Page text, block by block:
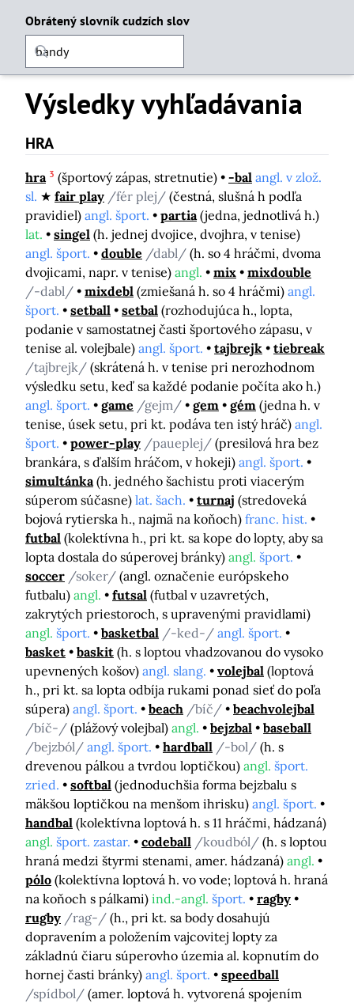
Obrátený slovník cudzích slov
Výsledky vyhľadávania
HRA
hra 3 (športový zápas, stretnutie) -bal angl. v zlož.
sl.
fair play /fér plej/ (čestná, slušná h podľa
pravidiel) angl. šport. partia (jedna, jednotlivá h.)
lat.
singel (h. jednej dvojice, dvojhra, v tenise)
angl. šport.
double /dabl/ (h. so 4 hráčmi, dvoma
dvojicami, napr. v tenise) angl. mix
mixdouble
/-dabl/
mixdebl (zmiešaná h. so 4 hráčmi) angl.
šport.
setball setbal (rozhodujúca h., lopta,
podanie v samostatnej časti športového zápasu, v
tenise al. volejbale) angl. šport. tajbrejk
tiebreak
/tajbrejk/ (skrátená h. v tenise pri nerozhodnom
výsledku setu, keď sa každé podanie počíta ako h.)
angl. šport.
game /gejm/ gem gém (jedna h. v
tenise, úsek setu, pri kt. podáva ten istý hráč) angl.
šport.
power-play /paueplej/ (presilová hra bez
brankára, s ďalším hráčom, v hokeji) angl. šport.
simultánka (h. jedného šachistu proti viacerým
súperom súčasne) lat. šach. turnaj (stredoveká
bojová rytierska h., najmä na koňoch) franc. hist.
futbal (kolektívna h., pri kt. sa kope do lopty, aby sa
lopta dostala do súperovej bránky) angl. šport.
soccer /soker/ (angl. označenie európskeho
futbalu) angl. futsal (futbal v uzavretých,
zakrytých priestoroch, s upravenými pravidlami)
angl. šport. basketbal /-ked-/ angl. šport.
basket
baskit (h. s loptou vhadzovanou do vysoko
upevnených košov) angl. slang. volejbal (loptová
h., pri kt. sa lopta odbíja rukami ponad sieť do poľa
súpera) angl. šport. beach /bíč/
beachvolejbal
/bíč-/ (plážový volejbal) angl. bejzbal
baseball
/bejzból/ angl. šport. hardball /-bol/ (h. s
drevenou pálkou a tvrdou loptičkou) angl. šport.
zried.
softbal (jednoduchšia forma bejzbalu s
mäkšou loptičkou na menšom ihrisku) angl. šport.
handbal (kolektívna loptová h. s 11 hráčmi, hádzaná)
angl. šport. zastar. codeball /koudból/ (h. s loptou
hraná medzi štyrmi stenami, amer. hádzaná) angl.
pólo (kolektívna loptová h. vo vode; loptová h. hraná
na koňoch s pálkami) ind.-angl. šport.
ragby
rugby /rag-/ (h., pri kt. sa body dosahujú
dopravením a položením vajcovitej lopty za
základnú čiaru súperovho územia al. kopnutím do
hornej časti bránky) angl. šport.
speedball
/spídbol/ (amer. loptová h. vytvorená spojením